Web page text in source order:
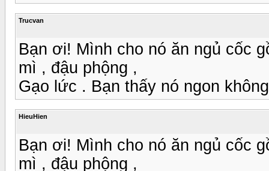
Trucvan
Bạn ơi! Mình cho nó ăn ngủ cốc
mì , đậu phộng ,
Gạo lức . Bạn thấy nó ngon
HieuHien
Bạn ơi! Mình cho nó ăn ngủ cốc
mì , đậu phộng ,